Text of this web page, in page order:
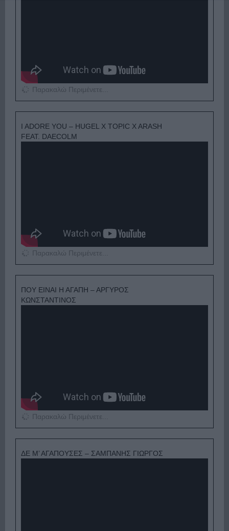
Παρακαλώ Περιμένετε...
I ADORE YOU – HUGEL X TOPIC X ARASH
FEAT. DAECOLM
Παρακαλώ Περιμένετε...
ΠΟΥ ΕΙΝΑΙ Η ΑΓΑΠΗ – ΑΡΓΥΡΟΣ
ΚΩΝΣΤΑΝΤΙΝΟΣ
Παρακαλώ Περιμένετε...
ΔΕ Μ’ ΑΓΑΠΟΥΣΕΣ – ΣΑΜΠΑΝΗΣ ΓΙΩΡΓΟΣ